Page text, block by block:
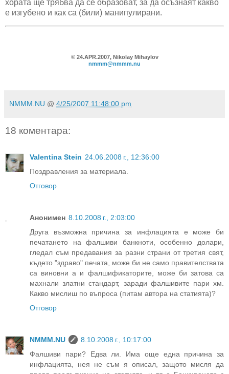
хората ще трябва да се образоват, за да осъзнаят какво
е изгубено и как са (били) манипулирани.
© 24.APR.2007, Nikolay Mihaylov
nmmm@nmmm.nu
NMMM.NU @ 4/25/2007 11:48:00 pm
18 коментара:
Valentina Stein 24.06.2008 г., 12:36:00
Поздравления за материала.
Отговор
Анонимен 8.10.2008 г., 2:03:00
Друга възможна причина за инфлацията е може би
печатането на фалшиви банкноти, особенно долари,
гледал съм предавания за разни страни от третия свят,
където "здраво" печата, може би не само правителствата
са виновни а и фалшификаторите, може би затова са
махнали златни стандарт, заради фалшивите пари хм.
Какво мислиш по въпроса (питам автора на статията)?
Отговор
NMMM.NU
8.10.2008 г., 10:17:00
Фалшиви пари? Едва ли. Има още една причина за
инфлацията, нея не съм я описал, защото мисля да